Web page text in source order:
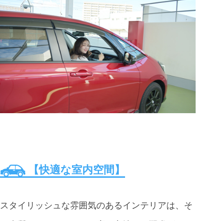
【快適な室内空間】
スタイリッシュな雰囲気のあるインテリアは、そ